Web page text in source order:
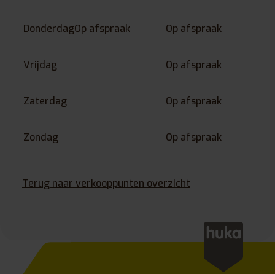
DonderdagOp afspraak Op afspraak
Vrijdag Op afspraak
Zaterdag Op afspraak
Zondag Op afspraak
Terug naar verkooppunten overzicht